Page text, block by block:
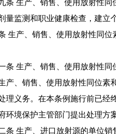
条 生产、销售、使用放射性
量监测和职业健康检查，建立
生产、销售、使用放射性同
条 生产、销售、使用放射性同
产、销售、使用放射性同位素
理义务。 在本条例施行前已经
环境保护主管部门提出处理方
条 生产、进口放射源的单位销